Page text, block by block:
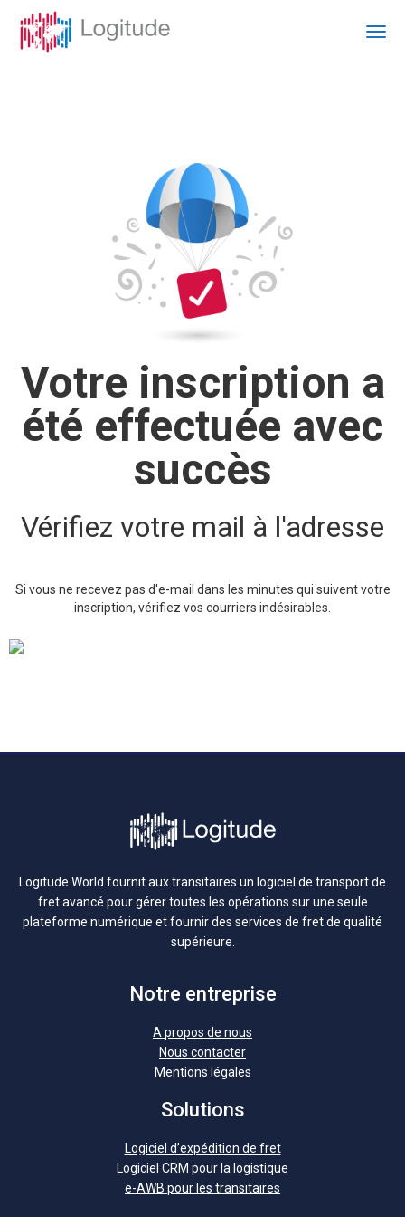
Votre inscription a
été effectuée avec
succès
Vérifiez votre mail à l'adresse
Si vous ne recevez pas d'e-mail dans les minutes qui suivent votre
inscription, vérifiez vos courriers indésirables.
Logitude World fournit aux transitaires un logiciel de transport de
fret avancé pour gérer toutes les opérations sur une seule
plateforme numérique et fournir des services de fret de qualité
supérieure.
Notre entreprise
A propos de nous
Nous contacter
Mentions légales
Solutions
Logiciel d’expédition de fret
Logiciel CRM pour la logistique
e-AWB pour les transitaires